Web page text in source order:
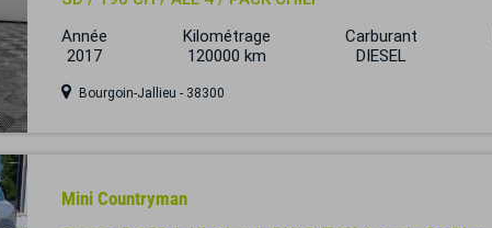
Année
2017
Kilométrage
120000 km
Carburant
DIESEL
Bourgoin-Jallieu - 38300
Mini Countryman